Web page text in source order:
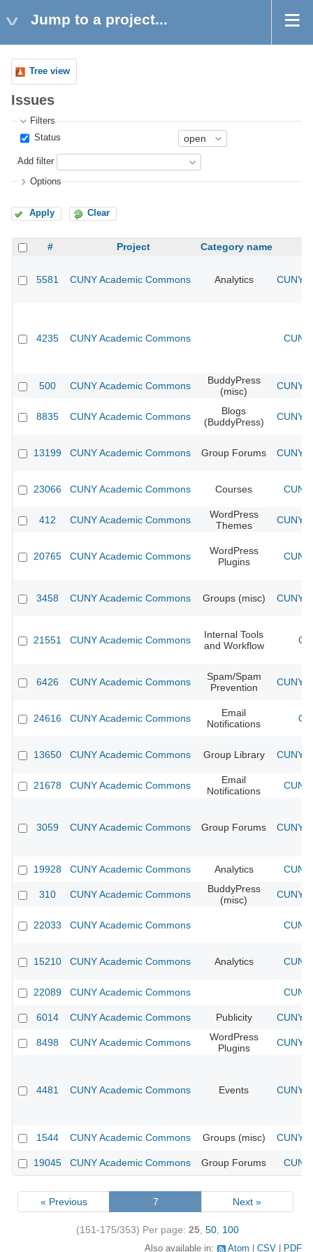
Jump to a project...
Tree view
Issues
Filters
Status
Add filter
Options
Apply Clear
# Project Category name
5581 CUNY Academic Commons Analytics CUNY
4235 CUNY Academic Commons
500 CUNY Academic Commons
BuddyPress
(misc)
CUNY
8835 CUNY Academic Commons
Blogs
(BuddyPress)
CUNY
13199 CUNY Academic Commons Group Forums CUNY
23066 CUNY Academic Commons Courses
412 CUNY Academic Commons
WordPress
Themes
CUNY
20765 CUNY Academic Commons
WordPress
Plugins
3458 CUNY Academic Commons Groups (misc) CUNY
21551 CUNY Academic Commons
Internal Tools
and Workflow
6426 CUNY Academic Commons
Spam/Spam
Prevention
CUNY
24616 CUNY Academic Commons
Email
Notifications
13650 CUNY Academic Commons Group Library CUNY
21678 CUNY Academic Commons
Email
Notifications
3059 CUNY Academic Commons Group Forums CUNY
19928 CUNY Academic Commons Analytics
310 CUNY Academic Commons
BuddyPress
(misc)
CUNY
22033 CUNY Academic Commons
15210 CUNY Academic Commons Analytics
22089 CUNY Academic Commons
6014 CUNY Academic Commons Publicity CUNY
8498 CUNY Academic Commons
WordPress
Plugins
CUNY
4481 CUNY Academic Commons Events CUNY
1544 CUNY Academic Commons Groups (misc) CUNY
19045 CUNY Academic Commons Group Forums
« Previous 7 Next »
(151-175/353) Per page: 25 50 100
Also available in: Atom CSV PDF